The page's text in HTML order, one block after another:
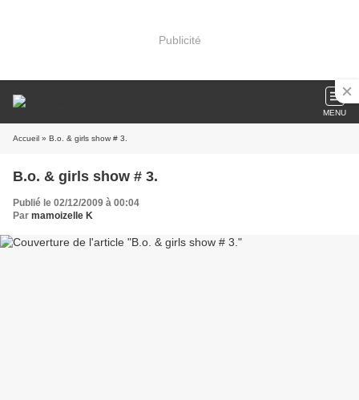
Publicité
MENU
Accueil » B.o. & girls show # 3.
B.o. & girls show # 3.
Publié le 02/12/2009 à 00:04
Par mamoizelle K